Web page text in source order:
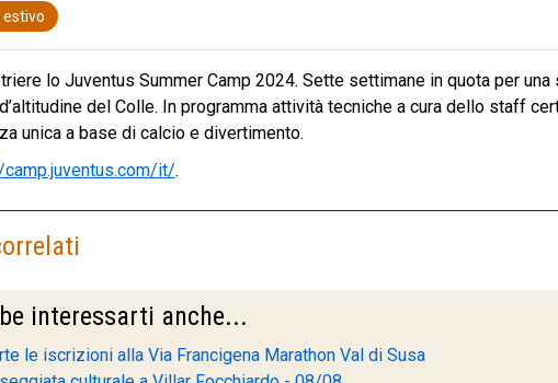
estivo
lo Juventus Summer Camp 2024. Sette settimane in quota per una
del Colle. In programma attività tecniche a cura dello staff
unica a base di calcio e divertimento.
it/.
interessarti anche...
le iscrizioni alla Via Francigena Marathon Val di Susa